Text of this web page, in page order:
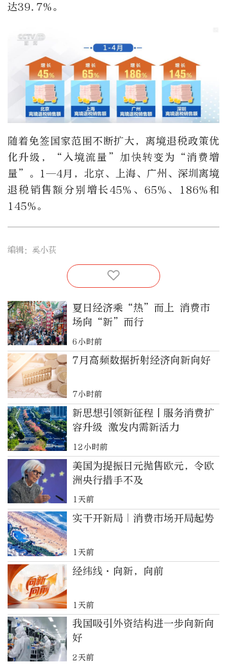
达39.7%。
随着免签国家范围不断扩大，离境退税政策优
化升级，“入境流量”加快转变为“消费增
量”。1—4月，北京、上海、广州、深圳离境
退税销售额分别增长45%、65%、186%和
145%。
编辑：奚小荻
夏日经济乘“热”而上 消费市
场向“新”而行
6小时前
7月高频数据折射经济向新向好
7小时前
新思想引领新征程丨服务消费扩
容升级 激发内需新活力
12小时前
美国为提振日元抛售欧元，令欧
洲央行措手不及
1天前
实干开新局｜消费市场开局起势
1天前
经纬线·向新，向前
1天前
我国吸引外资结构进一步向新向
好
2天前